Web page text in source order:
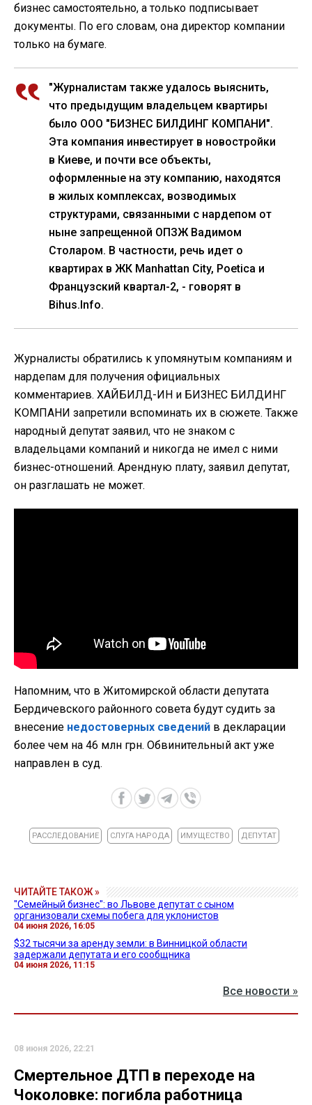
бизнес самостоятельно, а только подписывает
документы. По его словам, она директор компании
только на бумаге.
"Журналистам также удалось выяснить,
что предыдущим владельцем квартиры
было ООО "БИЗНЕС БИЛДИНГ КОМПАНИ".
Эта компания инвестирует в новостройки
в Киеве, и почти все объекты,
оформленные на эту компанию, находятся
в жилых комплексах, возводимых
структурами, связанными с нардепом от
ныне запрещенной ОПЗЖ Вадимом
Столаром. В частности, речь идет о
квартирах в ЖК Manhattan City, Poetica и
Французский квартал-2, - говорят в
Bihus.Info.
Журналисты обратились к упомянутым компаниям и
нардепам для получения официальных
комментариев. ХАЙБИЛД-ИН и БИЗНЕС БИЛДИНГ
КОМПАНИ запретили вспоминать их в сюжете. Также
народный депутат заявил, что не знаком с
владельцами компаний и никогда не имел с ними
бизнес-отношений. Арендную плату, заявил депутат,
он разглашать не может.
Напомним, что в Житомирской области депутата
Бердичевского районного совета будут судить за
внесение недостоверных сведений в декларации
более чем на 46 млн грн. Обвинительный акт уже
направлен в суд.
РАССЛЕДОВАНИЕ СЛУГА НАРОДА ИМУЩЕСТВО ДЕПУТАТ
ЧИТАЙТЕ ТАКОЖ »
"Семейный бизнес": во Львове депутат с сыном
организовали схемы побега для уклонистов
04 июня 2026, 16:05
$32 тысячи за аренду земли: в Винницкой области
задержали депутата и его сообщника
04 июня 2026, 11:15
Все новости »
08 июня 2026, 22:21
Смертельное ДТП в переходе на
Чоколовке: погибла работница